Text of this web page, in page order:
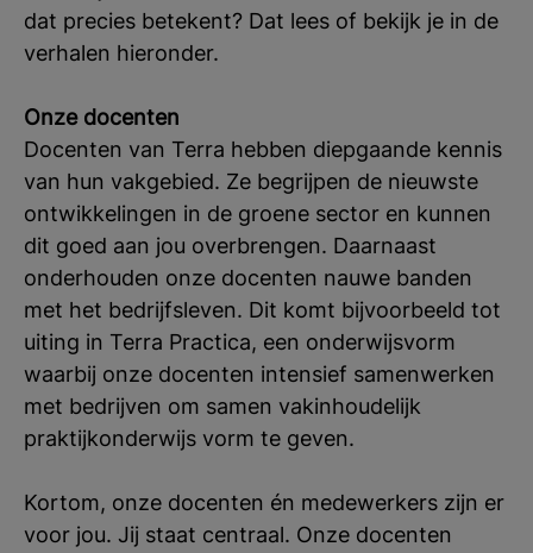
dat precies betekent? Dat lees of bekijk je in de
verhalen hieronder.
Onze docenten
Docenten van Terra hebben diepgaande kennis
van hun vakgebied. Ze begrijpen de nieuwste
ontwikkelingen in de groene sector en kunnen
dit goed aan jou overbrengen. Daarnaast
onderhouden onze docenten nauwe banden
met het bedrijfsleven. Dit komt bijvoorbeeld tot
uiting in Terra Practica, een onderwijsvorm
waarbij onze docenten intensief samenwerken
met bedrijven om samen vakinhoudelijk
praktijkonderwijs vorm te geven.
Kortom, onze docenten én medewerkers zijn er
voor jou. Jij staat centraal. Onze docenten